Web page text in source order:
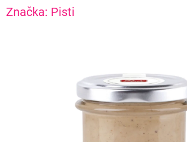
Značka: Pisti